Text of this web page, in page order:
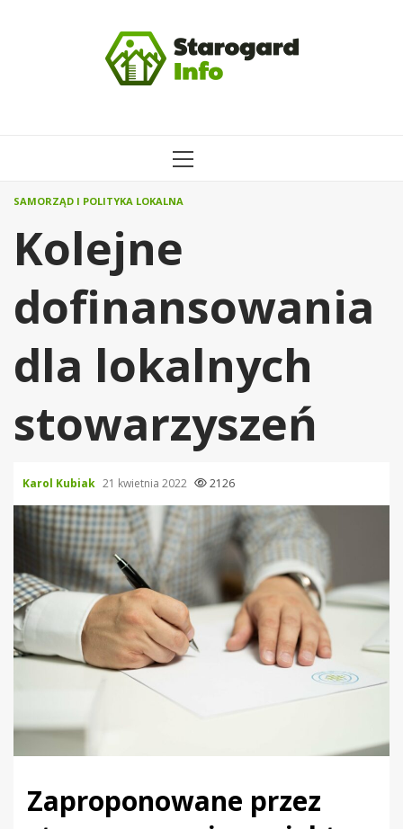
MENU
SAMORZĄD I POLITYKA LOKALNA
Kolejne
dofinansowania
dla lokalnych
stowarzyszeń
Karol Kubiak 21 kwietnia 2022 2126
Zaproponowane przez